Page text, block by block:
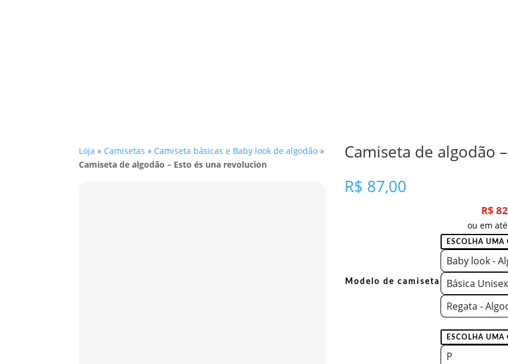
Loja » Camisetas » Camiseta básicas e Baby look de algodão »
Camiseta de algodão – Esto és una revolucion
Camiseta de algodão
R$ 87,00
R$
ou em
Modelo de camiseta
Baby look -
Básica
Regata -
P